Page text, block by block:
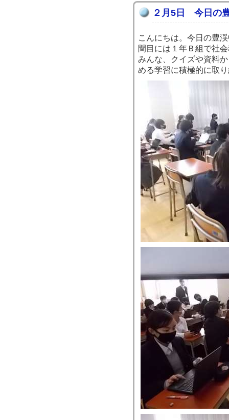
２月5日 今日の
こんにちは。今日の豊
間目には１年Ｂ組で社
みんな、クイズや資料
める学習に積極的に取